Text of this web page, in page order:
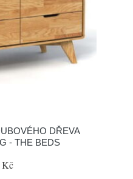
DŘEVA
- THE BEDS
Kč